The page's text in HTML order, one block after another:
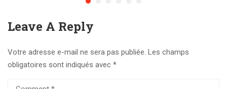
Leave A Reply
Votre adresse e-mail ne sera pas publiée. Les champs
obligatoires sont indiqués avec *